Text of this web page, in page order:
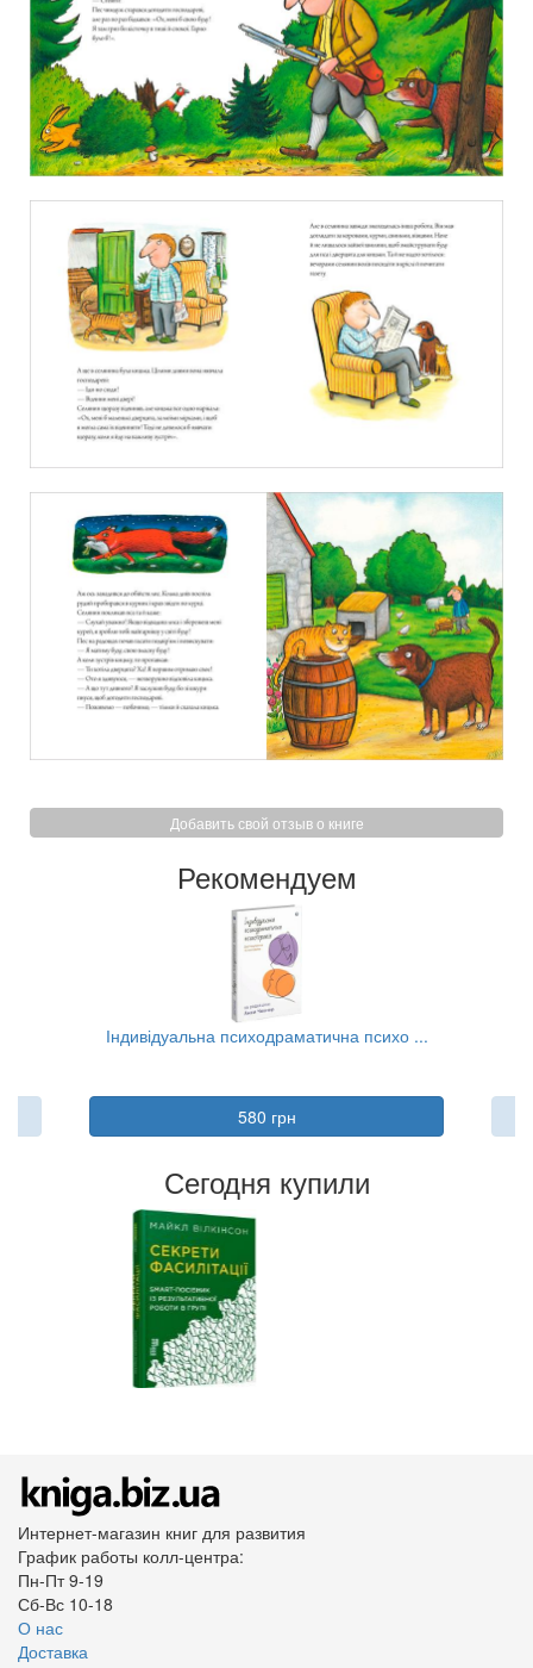
Добавить свой отзыв о книге
Рекомендуем
Індивідуальна психодраматична психо ...
580 грн
Сегодня купили
Интернет-магазин книг для развития
График работы колл-центра:
Пн-Пт 9-19
Сб-Вс 10-18
О нас
Доставка